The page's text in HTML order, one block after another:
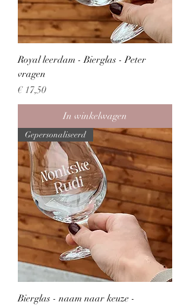
Royal leerdam - Bierglas - Peter
vragen
Prijs
€ 17,50
In winkelwagen
Gepersonaliseerd
Bierglas - naam naar keuze -